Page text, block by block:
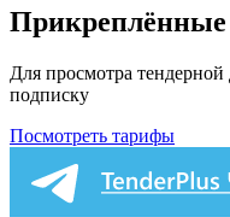
Для просмотра
подписку
Посмотреть тарифы